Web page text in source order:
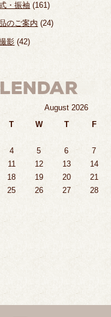
・振袖 (161)
のご案内 (24)
影 (42)
August 2026
T W T F
4 5 6 7
11 12 13 14
18 19 20 21
25 26 27 28